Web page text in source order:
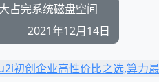
占完系统磁盘空间
2021年12月14日